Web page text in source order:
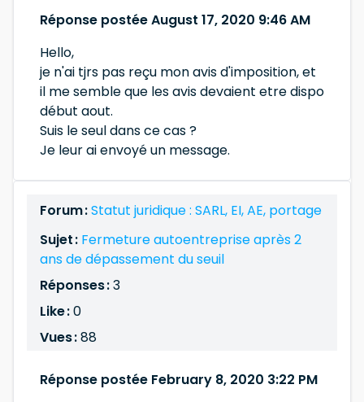
Réponse postée August 17, 2020 9:46 AM
Hello,
je n'ai tjrs pas reçu mon avis d'imposition, et
il me semble que les avis devaient etre dispo
début aout.
Suis le seul dans ce cas ?
Je leur ai envoyé un message.
Forum :Statut juridique : SARL, EI, AE, portage
Sujet : Fermeture autoentreprise après 2
ans de dépassement du seuil
Réponses :3
Like :0
Vues :88
Réponse postée February 8, 2020 3:22 PM